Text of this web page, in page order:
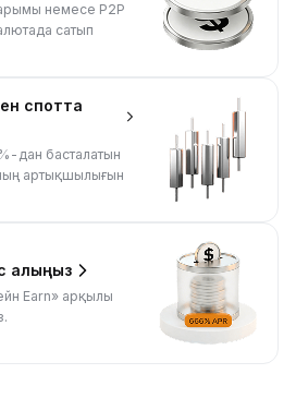
немесе P2P
сатып
спотта
дан басталатын
артықшылығын
алыңыз
Earn» арқылы